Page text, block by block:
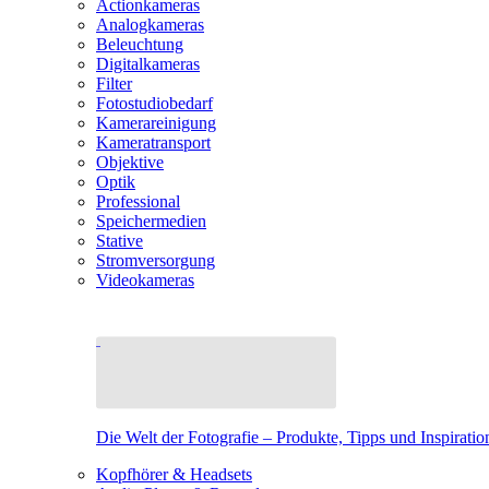
Actionkameras
Analogkameras
Beleuchtung
Digitalkameras
Filter
Fotostudiobedarf
Kamerareinigung
Kameratransport
Objektive
Optik
Professional
Speichermedien
Stative
Stromversorgung
Videokameras
Die Welt der Fotografie – Produkte, Tipps und
Kopfhörer & Headsets